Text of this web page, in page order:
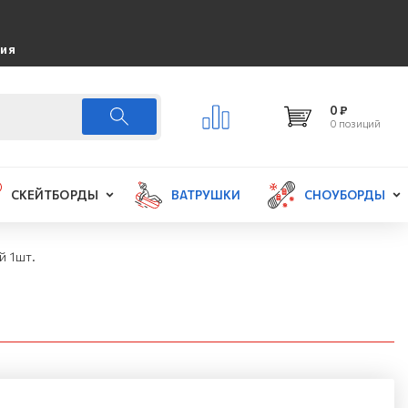
0 ₽
0 позиций
СКЕЙТБОРДЫ ВАТРУШКИ СНОУБОРДЫ
1шт.